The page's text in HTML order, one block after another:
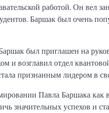
работой. Он вел
Баршак был очень
был приглашен на
возглавил отдел
признанным лидером в
Павла Баршака как
значительных успехов и